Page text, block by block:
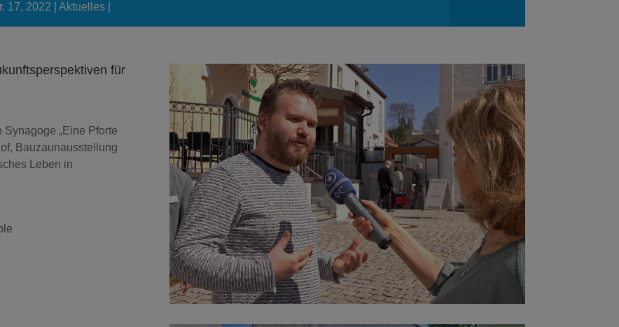
17, 2022 Aktuelles
für
„Eine Pforte
Bauzaunausstellung
Leben in